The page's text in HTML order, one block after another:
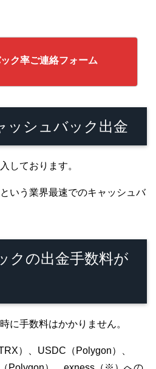
ク率ご連絡フォーム
ッシュバック出金
しております。
いう業界最速でのキャッシュバ
クの出金手数料が
に手数料はかかりません。
）、USDC（Polygon）、